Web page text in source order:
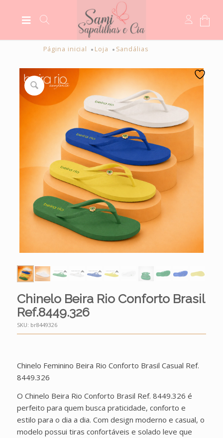
Página inicial Loja Sandálias
Chinelo Beira Rio Conforto Brasil
Ref.8449.326
SKU: br8449326
Chinelo Feminino Beira Rio Conforto Brasil Casual Ref.
8449.326
O Chinelo Beira Rio Conforto Brasil Ref. 8449.326 é
perfeito para quem busca praticidade, conforto e
estilo para o dia a dia. Com design moderno e casual, o
modelo possui tiras confortáveis e solado leve que